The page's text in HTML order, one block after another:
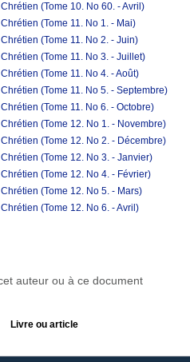
(Tome 10. No 60. - Avril)
(Tome 11. No 1. - Mai)
(Tome 11. No 2. - Juin)
(Tome 11. No 3. - Juillet)
(Tome 11. No 4. - Août)
(Tome 11. No 5. - Septembre)
(Tome 11. No 6. - Octobre)
(Tome 12. No 1. - Novembre)
(Tome 12. No 2. - Décembre)
(Tome 12. No 3. - Janvier)
(Tome 12. No 4. - Février)
(Tome 12. No 5. - Mars)
(Tome 12. No 6. - Avril)
auteur ou à ce document
Livre ou article